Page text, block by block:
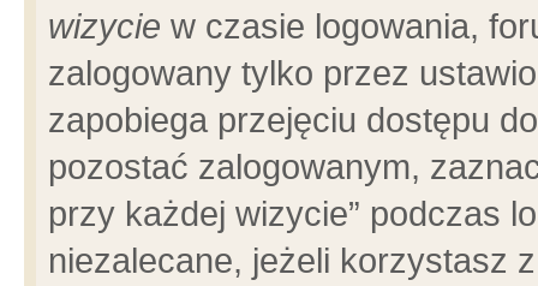
wizycie w czasie logowania,
zalogowany tylko przez
zapobiega przejęciu dostępu
pozostać zalogowanym,
przy każdej wizycie” podczas
niezalecane, jeżeli korzystasz